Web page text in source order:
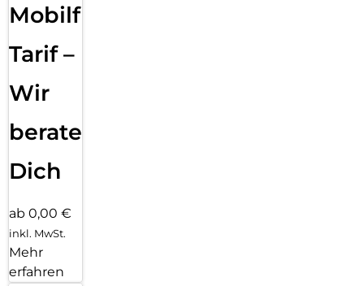
Mobilfunk
Tarif –
Wir
beraten
Dich
ab 0,00 €
inkl. MwSt.
Mehr
erfahren